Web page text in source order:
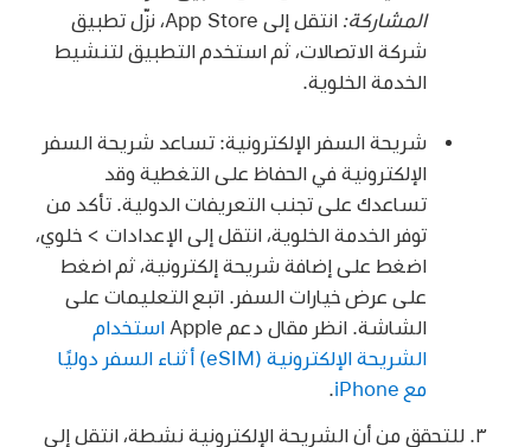
المشاركة:
انتقل إلى App Store، نزّل تطبيق
شركة الاتصالات، ثم استخدم التطبيق لتنشيط
الخدمة الخلوية.
شريحة السفر الإلكترونية: تساعد شريحة السفر
الإلكترونية في الحفاظ على التغطية وقد
تساعدك على تجنب التعريفات الدولية. تأكد من
توفر الخدمة الخلوية، انتقل إلى الإعدادات > خلوي،
اضغط على إضافة شريحة إلكترونية، ثم اضغط
على عرض خيارات السفر. اتبع التعليمات على
الشاشة. انظر مقال دعم Apple
استخدام
الشريحة الإلكترونية (eSIM) أثناء السفر دوليًا
مع iPhone
للتحقق من أن الشريحة الإلكترونية نشطة، انتقل إلى